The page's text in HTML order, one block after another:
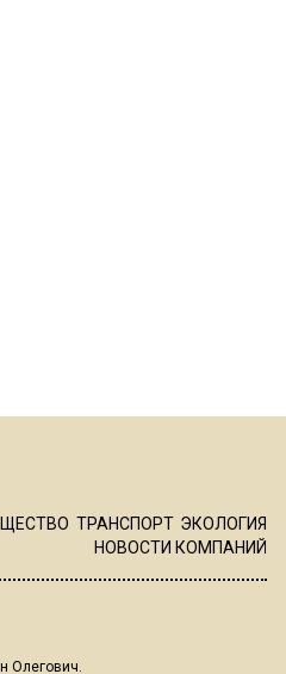
ТРАНСПОРТ ЭКОЛОГИЯ
НОВОСТИ КОМПАНИЙ
Олегович.